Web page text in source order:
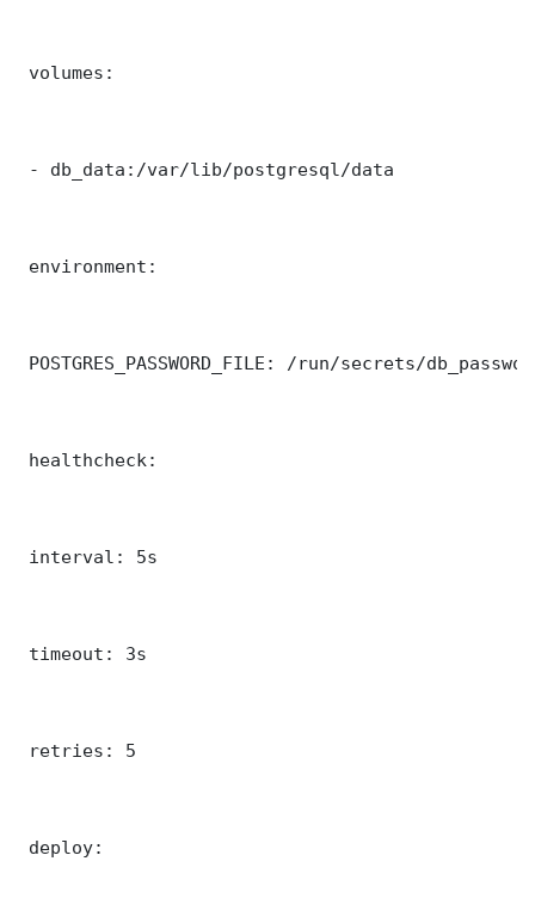
volumes:
- db_data:/var/lib/postgresql/data
environment:
POSTGRES_PASSWORD_FILE: /run/secrets/
healthcheck:
interval: 5s
timeout: 3s
retries: 5
deploy: